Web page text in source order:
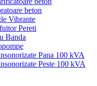
beton
Vibrante
Pereti
Banda
Pana 100 kVA
Peste 100 kVA